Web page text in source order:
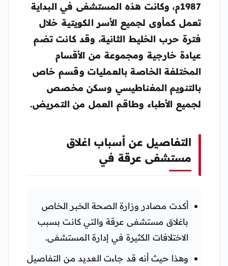
1987م، وكانت هذه المستشفى في البداية
تعمل كمأوى لجميع الأسر الكويتية خلال
فترة حرب الخليط الثانية، وقد كانت تضم
عيادة خارجية ومجموعة من الأقسام
المختلفة الخاصة بالعمليات وقسم خاص
بالتنويم المغناطيسي وسكن مخصص
لجميع الأطباء وطاقم العمل من التمريض.
التفاصيل عن أسباب اغلاق
مستشفى عرقة في
أكدت مصادر وزارة الصحة الخبر الخاص
باغلاق مستشفى عرقة والتي كانت بسبب
الاختلافات الكثيرة في إدارة المستشفى.
وهذا حيث أنه قد جاءت العديد من التفاصيل